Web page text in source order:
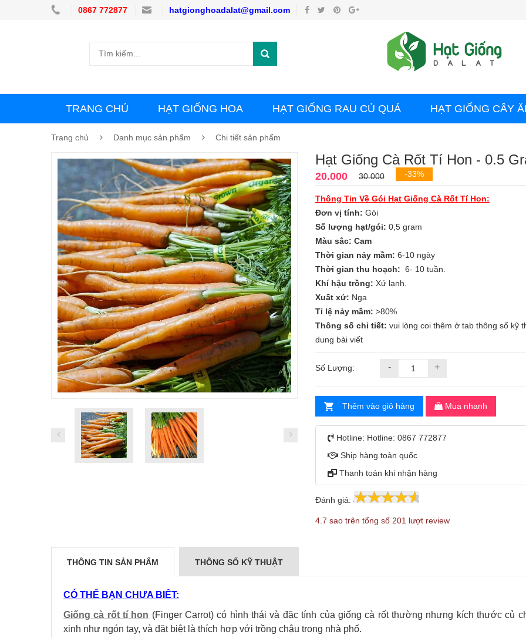
0867 772877 hatgionghoadalat@gmail.com
TRANG CHỦ HẠT GIỐNG HOA HẠT GIỐNG RAU CỦ QUẢ HẠT GIỐNG CÂY
Trang chủ Danh mục sản phẩm Chi tiết sản phẩm
Hạt Giống Cà Rốt Tí Hon - 0.5
20.000 30.000 -33%
Thông Tin Về Gói Hạt Giống Cà Rốt Tí Hon:
Đơn vị tính: Gói
Số lượng hạt/gói: 0,5 gram
Màu sắc: Cam
Thời gian nảy mầm: 6-10 ngày
Thời gian thu hoạch: 6- 10 tuần.
Khí hậu trồng: Xứ lạnh.
Xuất xứ: Nga
Tỉ lệ nảy mầm: >80%
Thông số chi tiết: vui lòng coi thêm ở tab thông số kỹ
dung bài viết
Số Lượng: - +
Thêm vào giỏ hàng Mua nhanh
Hotline: Hotline: 0867 772877
Ship hàng toàn quốc
Thanh toán khi nhận hàng
Đánh giá: 4.7 201
4.7 sao trên tổng số 201 lượt review
THÔNG TIN SẢN PHẨM THÔNG SỐ KỸ THUẬT
CÓ THỂ BẠN CHƯA BIẾT:
Giống cà rốt tí hon (Finger Carrot) có hình thái và đặc tính của giống cà rốt thường nhưng kích thước củ
xinh như ngón tay, và đặt biệt là thích hợp với trồng chậu trong nhà phố.